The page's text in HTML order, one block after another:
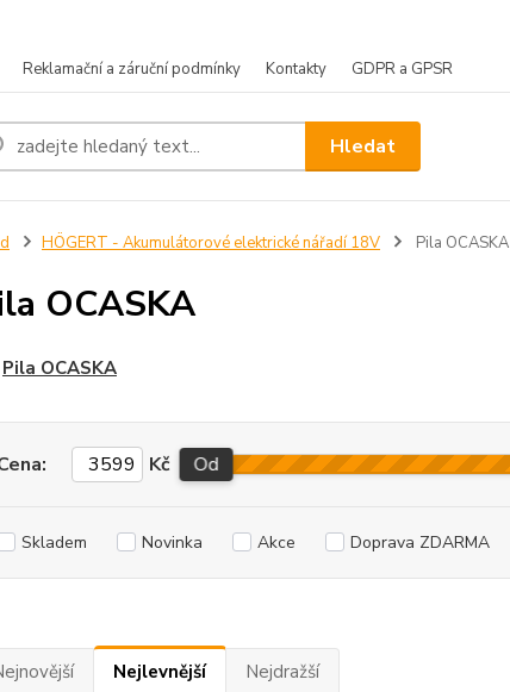
Reklamační a záruční podmínky Kontakty GDPR a GPSR
Hledat
HÖGERT - Akumulátorové elektrické nářadí 18V Pila OCASKA
OCASKA
Pila OCASKA
Kč Od
Skladem Novinka Akce Doprava ZDARMA
Nejlevnější Nejdražší